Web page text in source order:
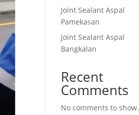
Joint Sealant Aspal
Pamekasan
Joint Sealant Aspal
Bangkalan
Recent
Comments
No comments to show.